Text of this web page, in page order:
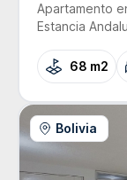
Apartamento
Estancia
68 m2
Bolivia